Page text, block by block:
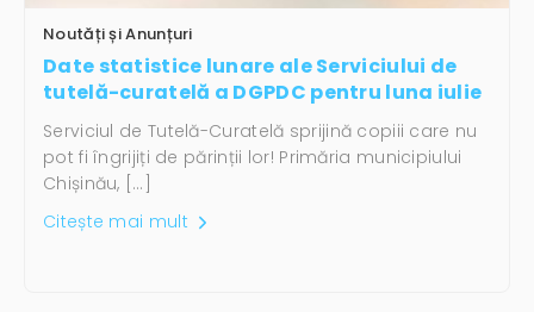
Noutăți și Anunțuri
Date statistice lunare ale Serviciului de
tutelă-curatelă a DGPDC pentru luna iulie
Serviciul de Tutelă-Curatelă sprijină copiii care nu
pot fi îngrijiți de părinții lor! Primăria municipiului
Chișinău, […]
Citește mai mult